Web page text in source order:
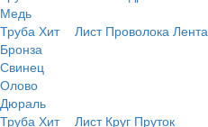
Медь
Труба Хит Лист Проволока Лента
Бронза
Свинец
Олово
Дюраль
Труба Хит Лист Круг Пруток